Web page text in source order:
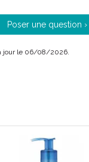
Poser une question ›
jour le 06/08/2026.